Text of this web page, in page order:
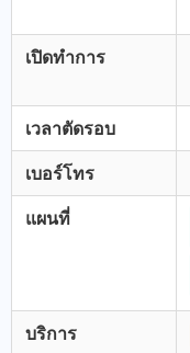
เปิดทำการ
เวลาตัดรอบ
เบอร์โทร
แผนที่
บริการ